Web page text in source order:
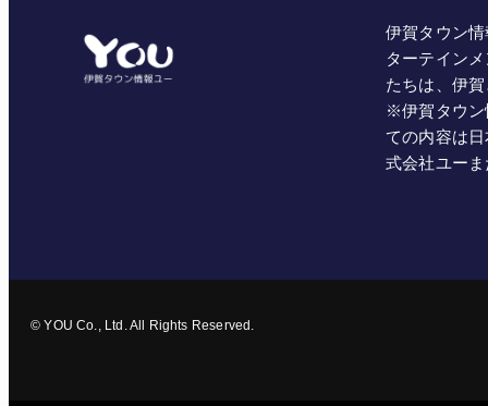
伊賀タウン
ターテイン
たちは、伊
※伊賀タウン
ての内容は
式会社ユー
© YOU Co., Ltd. All Rights Reserved.